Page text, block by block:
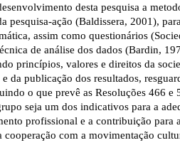
desta pesquisa a
pesquisa-ação (Baldissera, 2001),
assim como questionários
de análise dos dados (Bardin,
princípios, valores e direitos da
da publicação dos resultados,
o que prevê as Resoluções 466 e
seja um dos indicativos para a
profissional e a contribuição para
cooperação com a movimentação